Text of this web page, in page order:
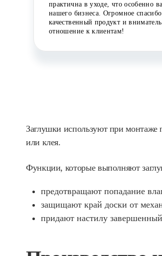
практична в уходе, что особенно
нашего бизнеса. Огромное спасибо
качественный продукт и
отношение к клиентам!
Заглушки используют при монтаже
или клея.
Функции, которые выполняют
предотвращают попадание
защищают край доски от
придают настилу